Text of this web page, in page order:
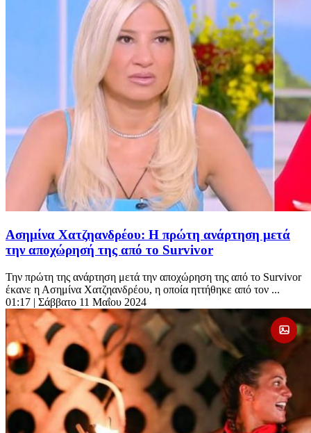
Ασημίνα Χατζηανδρέου: Η πρώτη ανάρτηση μετά
την αποχώρησή της από το Survivor
Την πρώτη της ανάρτηση μετά την αποχώρηση της από το Survivor
έκανε η Ασημίνα Χατζηανδρέου, η οποία ηττήθηκε από τον ...
01:17 | Σάββατο 11 Μαΐου 2024